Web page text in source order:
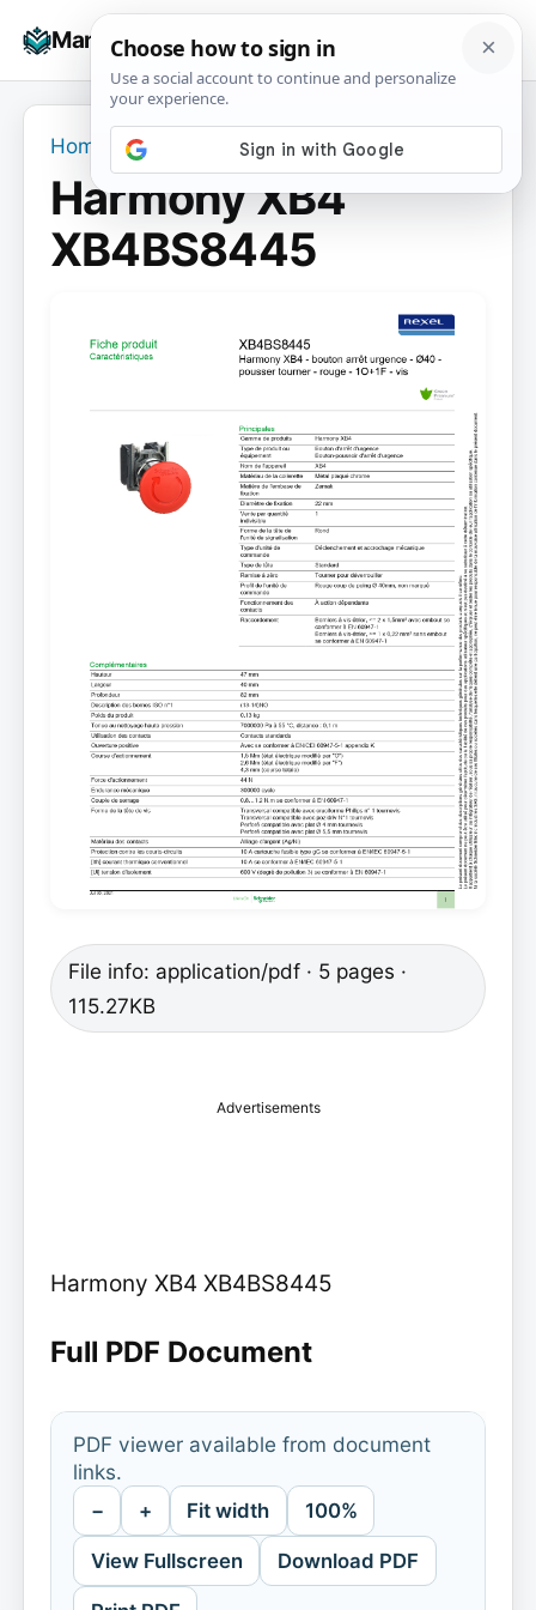
Manuals+
☰
Home Harmony XB4 XB4BS8445
Harmony XB4
XB4BS8445
File info: application/pdf · 5 pages ·
115.27KB
Advertisements
Harmony XB4 XB4BS8445
Full PDF Document
PDF viewer available from document
links.
− + Fit width 100%
View Fullscreen Download PDF